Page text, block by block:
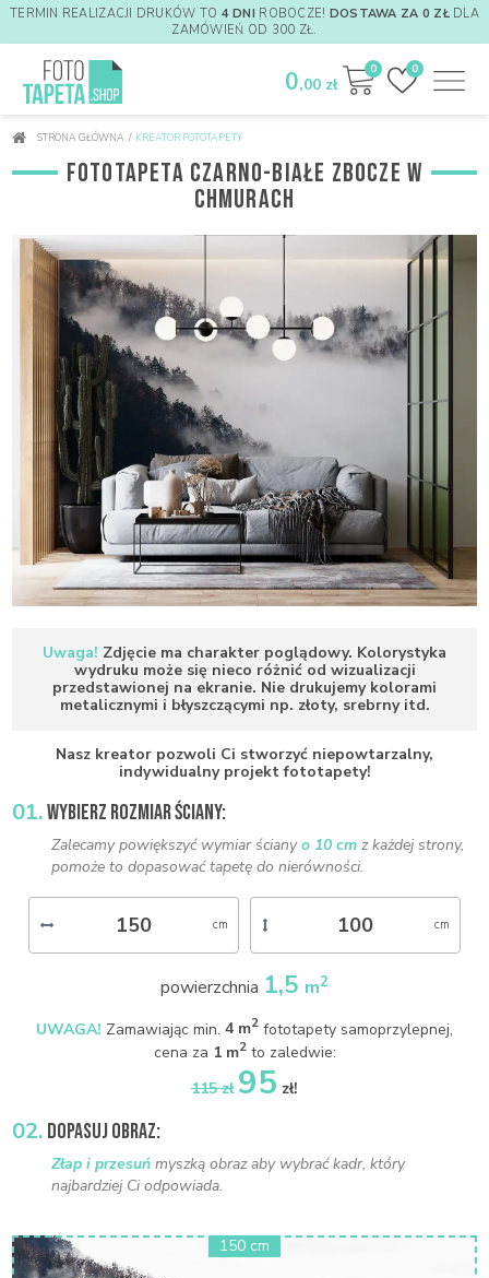
TERMIN REALIZACJI DRUKÓW TO 4 DNI ROBOCZE! DOSTAWA ZA 0 ZŁDLA
ZAMÓWIEŃ OD 300 ZŁ.
0
0
0,00 zł
STRONA GŁÓWNA / KREATOR FOTOTAPETY
FOTOTAPETA CZARNO-BIAŁE ZBOCZE W
CHMURACH
Uwaga! Zdjęcie ma charakter poglądowy. Kolorystyka
wydruku może się nieco różnić od wizualizacji
przedstawionej na ekranie. Nie drukujemy kolorami
metalicznymi i błyszczącymi np. złoty, srebrny itd.
Nasz kreator pozwoli Ci stworzyć niepowtarzalny,
indywidualny projekt fototapety!
01.WYBIERZ ROZMIAR ŚCIANY:
Zalecamy powiększyć wymiar ścianyo 10 cm z każdej strony,
pomoże to dopasować tapetę do nierówności.
powierzchnia 1,5 m2
UWAGA! Zamawiając min. 4 m2 fototapety samoprzylepnej,
cena za 1 m2to zaledwie:
115 zł 95 zł!
02. DOPASUJ OBRAZ:
Złap i przesuń myszką obraz aby wybrać kadr, który
najbardziej Ci odpowiada.